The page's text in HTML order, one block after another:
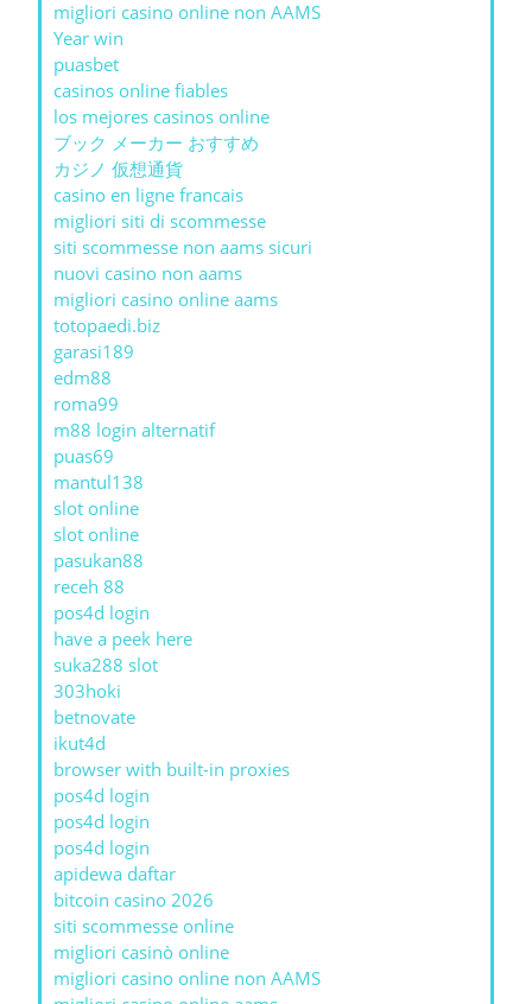
migliori casino online non AAMS
Year win
puasbet
casinos online fiables
los mejores casinos online
ブック メーカー おすすめ
カジノ 仮想通貨
casino en ligne francais
migliori siti di scommesse
siti scommesse non aams sicuri
nuovi casino non aams
migliori casino online aams
totopaedi.biz
garasi189
edm88
roma99
m88 login alternatif
puas69
mantul138
slot online
slot online
pasukan88
receh 88
pos4d login
have a peek here
suka288 slot
303hoki
betnovate
ikut4d
browser with built-in proxies
pos4d login
pos4d login
pos4d login
apidewa daftar
bitcoin casino 2026
siti scommesse online
migliori casinò online
migliori casino online non AAMS